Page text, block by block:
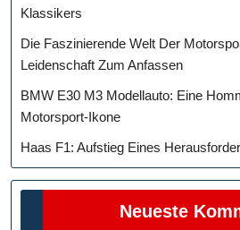
Klassikers
Die Faszinierende Welt Der
Leidenschaft Zum Anfassen
BMW E30 M3 Modellauto: Eine
Motorsport-Ikone
Haas F1: Aufstieg Eines
Neueste